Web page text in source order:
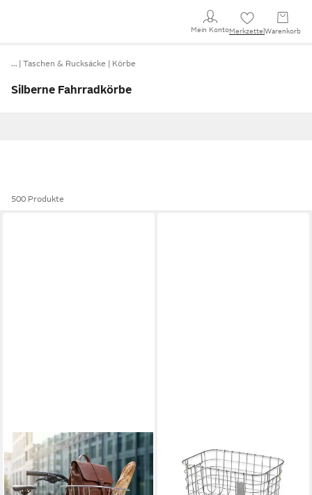
Mein KontoMerkzettel Warenkorb
… Taschen & Rucksäcke Körbe
Silberne Fahrradkörbe
500 Produkte
Fahrradkorb
51,99 €
lieferbar - in 4-5 Werktagen bei dir